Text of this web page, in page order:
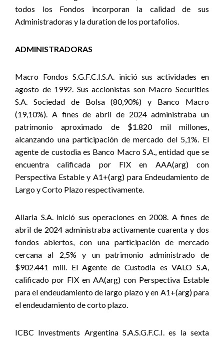
todos los Fondos incorporan la calidad de sus
Administradoras y la duration de los portafolios.
ADMINISTRADORAS
Macro Fondos S.G.F.C.I.S.A. inició sus actividades en
agosto de 1992. Sus accionistas son Macro Securities
S.A. Sociedad de Bolsa (80,90%) y Banco Macro
(19,10%). A fines de abril de 2024 administraba un
patrimonio aproximado de $1.820 mil millones,
alcanzando una participación de mercado del 5,1%. El
agente de custodia es Banco Macro S.A., entidad que se
encuentra calificada por FIX en AAA(arg) con
Perspectiva Estable y A1+(arg) para Endeudamiento de
Largo y Corto Plazo respectivamente.
Allaria S.A. inició sus operaciones en 2008. A fines de
abril de 2024 administraba activamente cuarenta y dos
fondos abiertos, con una participación de mercado
cercana al 2,5% y un patrimonio administrado de
$902.441 mill. El Agente de Custodia es VALO S.A,
calificado por FIX en AA(arg) con Perspectiva Estable
para el endeudamiento de largo plazo y en A1+(arg) para
el endeudamiento de corto plazo.
ICBC Investments Argentina S.A.S.G.F.C.I. es la sexta